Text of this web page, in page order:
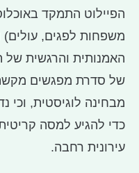
הפיילוט התמקד
משפחות לפגים, עולים)
האמנותית והרגשית
של סדרת מפגשים מקשה
מבחינה לוגיסטית, וכי
כדי להגיע למסה
עירונית רחבה.